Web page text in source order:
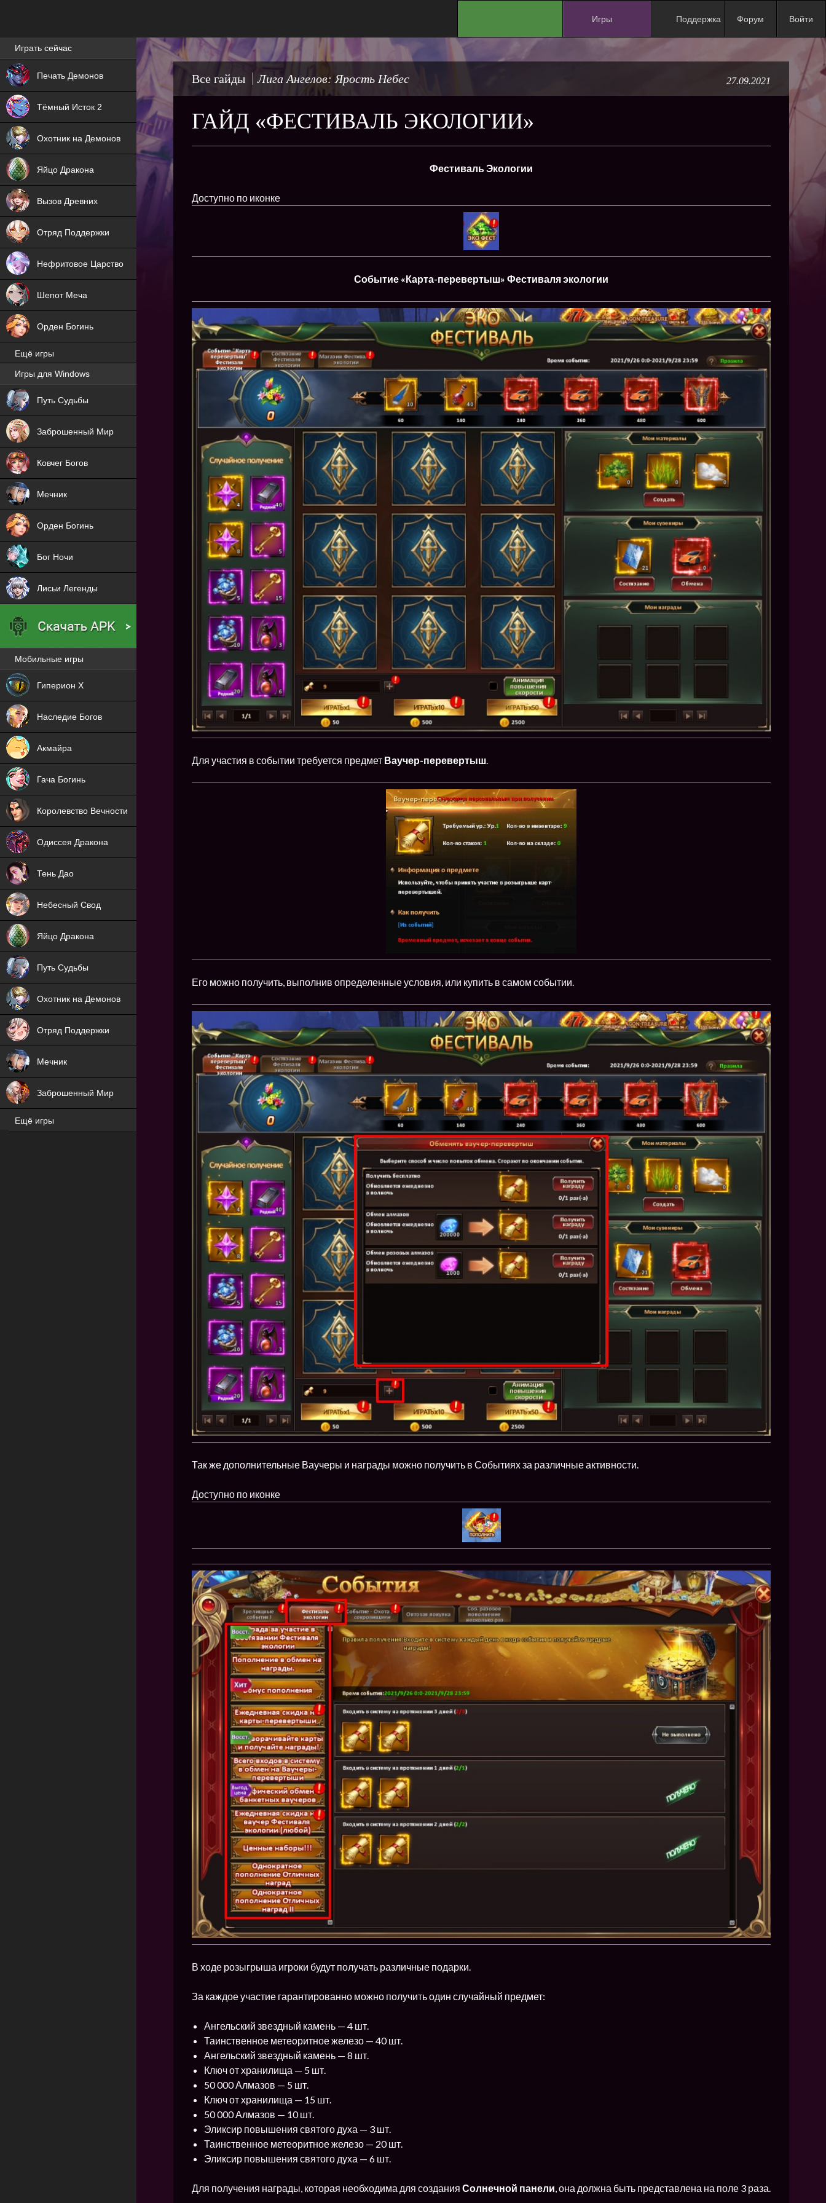
Игры
NEW
NEW
ХИТ
HIT
HIT
Поддержка Форум Войти
Все гайды Лига Ангелов: Ярость Небес 27.09.2021
ГАЙД «ФЕСТИВАЛЬ ЭКОЛОГИИ»
Фестиваль Экологии
Доступно по иконке
Событие «Карта-перевертыш» Фестиваля экологии
Для участия в событии требуется предмет Ваучер-перевертыш
Его можно получить, выполнив определенные условия, или купить в самом событии.
Так же дополнительные Ваучеры и награды можно получить в Событиях за различные активности.
Доступно по иконке
В ходе розыгрыша игроки будут получать различные подарки.
За каждое участие гарантированно можно получить один случайный предмет:
Ангельский звездный камень — 4 шт.
Таинственное метеоритное железо — 40 шт.
Ангельский звездный камень — 8 шт.
Ключ от хранилища — 5 шт.
50 000 Алмазов — 5 шт.
Ключ от хранилища — 15 шт.
50 000 Алмазов — 10 шт.
Эликсир повышения святого духа — 3 шт.
Таинственное метеоритное железо — 20 шт.
Эликсир повышения святого духа — 6 шт.
Для получения награды, которая необходима для создания Солнечной панели, она должна быть представлена на поле 3 раза.
Лучшие игры онлайн
Играть сейчас
Печать Демонов
NEW
Тёмный Исток 2
NEW
Охотник на Демонов
ХИТ
Яйцо Дракона
NEW
Вызов Древних
ХИТ
Отряд Поддержки
ХИТ
Нефритовое Царство
Шепот Меча
Орден Богинь
Ещё игры
Игры для Windows
Путь Судьбы
Заброшенный Мир
NEW
Ковчег Богов
Мечник
Орден Богинь
Бог Ночи
Лисьи Легенды
Мобильные игры
Гиперион Х
Наследие Богов
NEW
Акмайра
NEW
Гача Богинь
NEW
Королевство Вечности
NEW
Одиссея Дракона
NEW
Тень Дао
NEW
Небесный Свод
NEW
Яйцо Дракона
NEW
Путь Судьбы
NEW
Охотник на Демонов
ХИТ
Отряд Поддержки
ХИТ
Мечник
Заброшенный Мир
NEW
Ещё игры
ХИТ